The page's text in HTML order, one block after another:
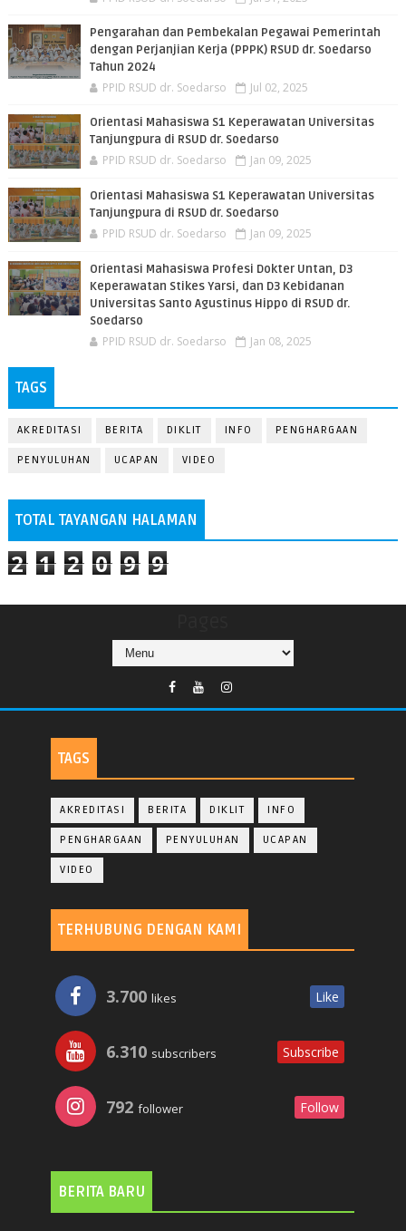
Pengarahan dan Pembekalan Pegawai Pemerintah
dengan Perjanjian Kerja (PPPK) RSUD dr. Soedarso
Tahun 2024
PPID RSUD dr. Soedarso Jul 02, 2025
Orientasi Mahasiswa S1 Keperawatan Universitas
Tanjungpura di RSUD dr. Soedarso
PPID RSUD dr. Soedarso Jan 09, 2025
Orientasi Mahasiswa S1 Keperawatan Universitas
Tanjungpura di RSUD dr. Soedarso
PPID RSUD dr. Soedarso Jan 09, 2025
Orientasi Mahasiswa Profesi Dokter Untan, D3
Keperawatan Stikes Yarsi, dan D3 Kebidanan
Universitas Santo Agustinus Hippo di RSUD dr.
Soedarso
PPID RSUD dr. Soedarso Jan 08, 2025
TAGS
AKREDITASI BERITA DIKLIT INFO PENGHARGAAN
PENYULUHAN UCAPAN VIDEO
TOTAL TAYANGAN HALAMAN
2 1 2 0 9 9
TAGS
AKREDITASI BERITA DIKLIT INFO
PENGHARGAAN PENYULUHAN UCAPAN
VIDEO
TERHUBUNG DENGAN KAMI
3.700 likes Like
6.310 subscribers Subscribe
792 follower Follow
BERITA BARU